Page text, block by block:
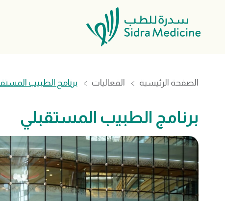
الصفحة الرئيسية الفعاليات برنامج الطبيب
برنامج الطبيب المستقبلي